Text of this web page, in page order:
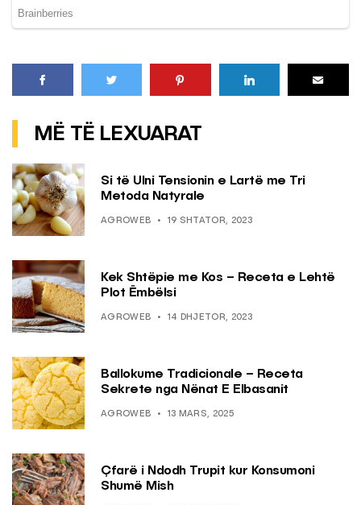
MË TË LEXUARAT
Si të Ulni Tensionin e Lartë me Tri
Metoda Natyrale
AGROWEB 19 SHTATOR, 2023
Kek Shtëpie me Kos – Receta e Lehtë
Plot Ëmbëlsi
AGROWEB 14 DHJETOR, 2023
Ballokume Tradicionale – Receta
Sekrete nga Nënat E Elbasanit
AGROWEB 13 MARS, 2025
Çfarë i Ndodh Trupit kur Konsumoni
Shumë Mish